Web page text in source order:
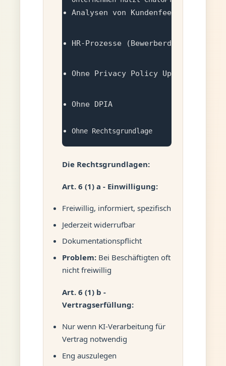
Analysen von Kundenfeedback
HR-Prozesse (Bewerberdaten)
Ohne Privacy Policy Update
Ohne DPIA
Ohne Rechtsgrundlage
Die Rechtsgrundlagen:
Art. 6 (1) a - Einwilligung:
Freiwillig, informiert, spezifisch
Jederzeit widerrufbar
Dokumentationspflicht
Problem: Bei Beschäftigten oft
nicht freiwillig
Art. 6 (1) b -
Vertragserfüllung:
Nur wenn KI-Verarbeitung für
Vertrag notwendig
Eng auszulegen